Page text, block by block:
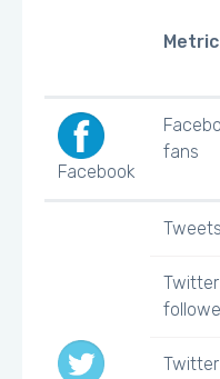
Metric
Facebook
fans
Tweets
Twitter
Twitter